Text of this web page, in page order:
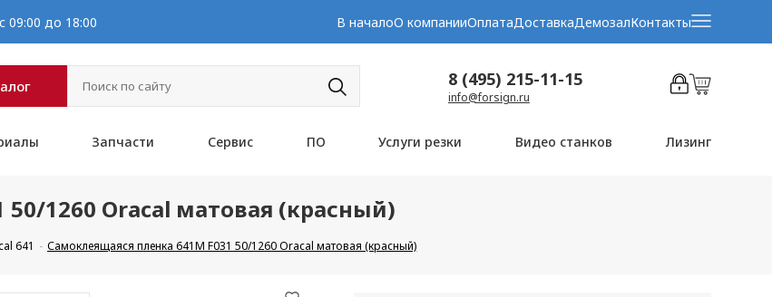
09:00 до 18:00 В началоО компанииОплатаДоставкаДемозалКонтакты
8 (495) 215-11-15
info@forsign.ru
Запчасти Сервис ПО Услуги резки Видео станков Лизинг
1260 Oracal матовая (красный)
641 Самоклеящаяся пленка 641M F031 50/1260 Oracal матовая (красный)